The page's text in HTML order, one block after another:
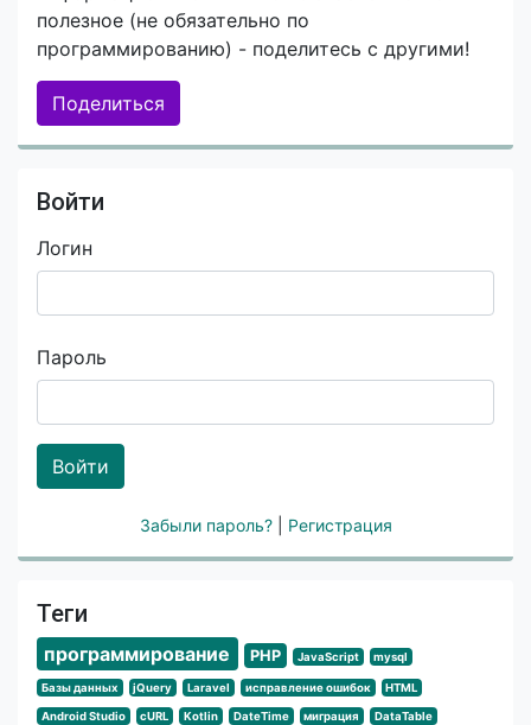
полезное (не обязательно по
программированию) - поделитесь с другими!
Поделиться
Войти
Логин
Пароль
Войти
Забыли пароль? Регистрация
Теги
программирование PHP JavaScript mysql
Базы данных jQuery Laravel исправление ошибок HTML
Android Studio cURL Kotlin DateTime миграция DataTable